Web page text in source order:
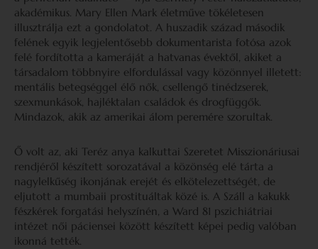
akadémikus. Mary Ellen Mark életműve tökéletesen
illusztrálja ezt a gondolatot. A huszadik század második
felének egyik legjelentősebb dokumentarista fotósa azok
felé fordította a kameráját a hatvanas évektől, akiket a
társadalom többnyire elfordulással vagy közönnyel illetett:
mentális betegséggel élő nők, csellengő tinédzserek,
szexmunkások, hajléktalan családok és drogfüggők.
Mindazok, akik az amerikai álom peremére szorultak.
Ő volt az, aki Teréz anya kalkuttai Szeretet Misszionáriusai
rendjéről készített sorozatával a közönség elé tárta a
nagylelkűség ikonjának erejét és elkötelezettségét, de
eljutott a mumbaii prostituáltak közé is. A Száll a kakukk
fészkérek forgatási helyszínén, a Ward 81 pszichiátriai
intézet női páciensei között készített képei pedig valóban
ikonná tették.